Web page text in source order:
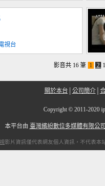
視台
影音共 16 筆 1 2
關於本台 公司簡介│
Copyright©2011-2020
本平台由 臺灣繽紛數位多媒體有限公
影片資訊僅代表網友個人資訊，不代表本